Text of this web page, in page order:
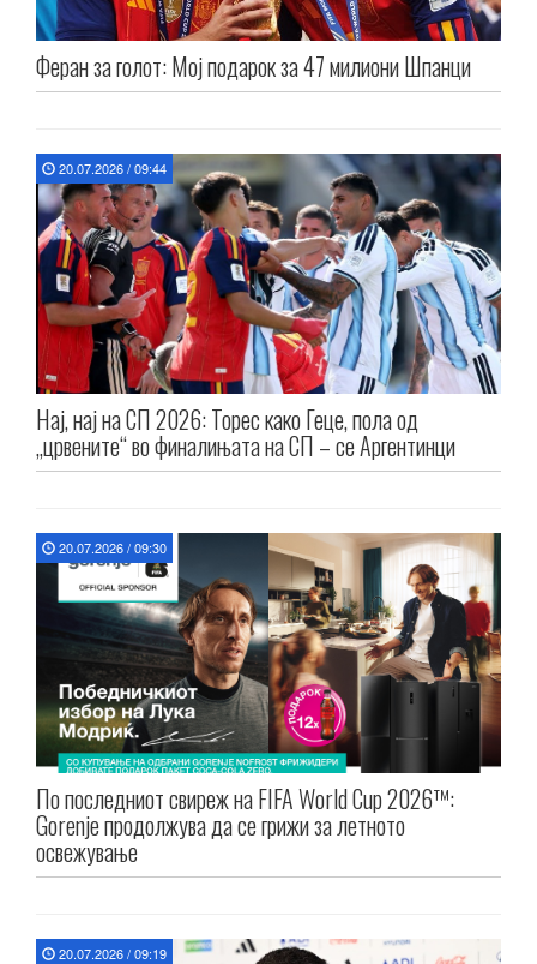
Феран за голот: Мој подарок за 47 милиони Шпанци
20.07.2026 / 09:44
Нај, нај на СП 2026: Торес како Геце, пола од
„црвените“ во финалињата на СП – се Аргентинци
20.07.2026 / 09:30
По последниот свиреж на FIFA World Cup 2026™:
Gorenje продолжува да се грижи за летното
освежување
20.07.2026 / 09:19